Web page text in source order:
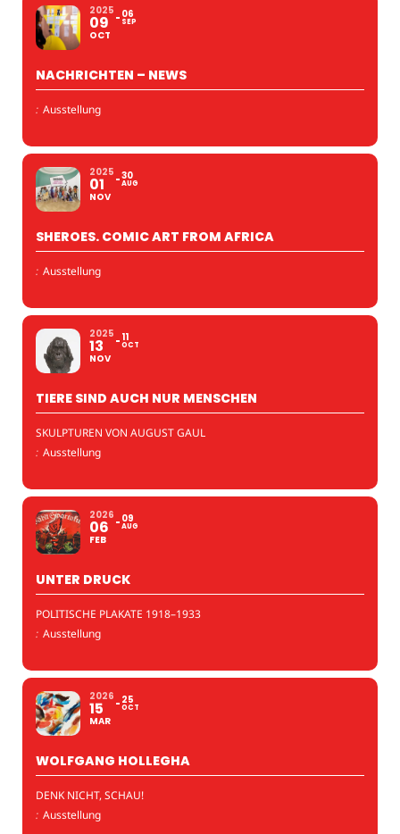
2025
09
OCT
06
SEP
NACHRICHTEN – NEWS
: Ausstellung
2025
01
NOV
30
AUG
SHEROES. COMIC ART FROM AFRICA
: Ausstellung
2025
13
NOV
11
OCT
TIERE SIND AUCH NUR MENSCHEN
SKULPTUREN VON AUGUST GAUL
: Ausstellung
2026
06
FEB
09
AUG
UNTER DRUCK
POLITISCHE PLAKATE 1918–1933
: Ausstellung
2026
15
MAR
25
OCT
WOLFGANG HOLLEGHA
DENK NICHT, SCHAU!
: Ausstellung